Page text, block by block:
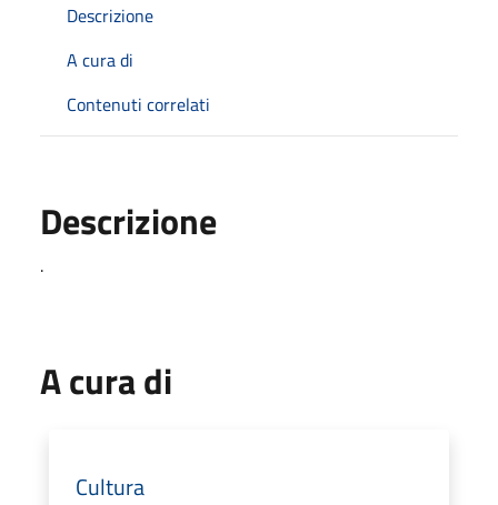
Descrizione
A cura di
Contenuti correlati
Descrizione
.
A cura di
Cultura